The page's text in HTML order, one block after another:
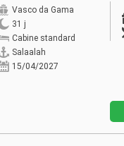
Vasco da Gama
31 j
Cabine standard
Salaalah
15/04/2027